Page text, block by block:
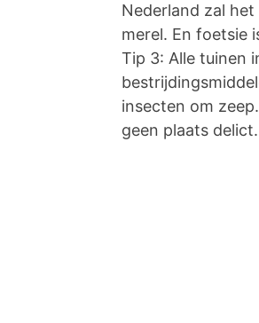
Nederland zal
merel. En foetsie
Tip 3: Alle tuinen
insecten om
geen plaats delict.